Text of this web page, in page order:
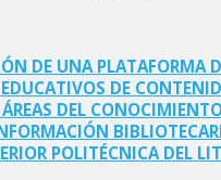
DE UNA PLATAFORMA
DE
DEL
POLITÉCNICA DEL